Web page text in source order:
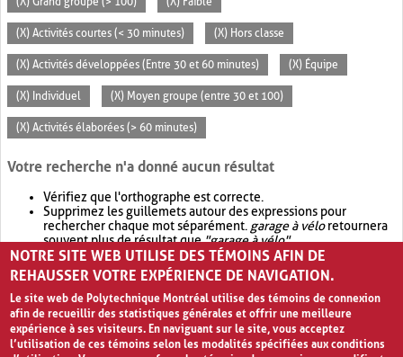
(X) Activités courtes (< 30 minutes) (X) Hors classe
(X) Activités développées (Entre 30 et 60 minutes) (X) Équipe
(X) Individuel (X) Moyen groupe (entre 30 et 100)
(X) Activités élaborées (> 60 minutes)
Votre recherche n'a donné aucun résultat
Vérifiez que l'orthographe est correcte.
Supprimez les guillemets autour des expressions pour
rechercher chaque mot séparément. garage à véloretournera
souvent plus de résultat que"garage à vélo".
Envisagez d'élargir votre recherche avec OR.garage OR vélo
retournera souvent plus de résultat quegarage à vélo
NOTRE SITE WEB UTILISE DES TÉMOINS AFIN DE
REHAUSSER VOTRE EXPÉRIENCE DE NAVIGATION.
Le site web de Polytechnique Montréal utilise des témoins de connexion
afin de recueillir des statistiques générales et offrir une meilleure
expérience à ses visiteurs. En naviguant sur le site, vous acceptez
l’utilisation de ces témoins selon les modalités spécifiées aux conditions